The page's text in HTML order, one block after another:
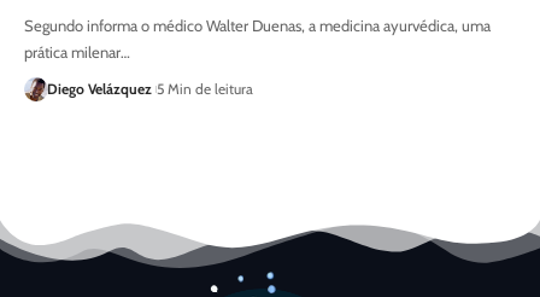
Segundo informa o médico Walter Duenas, a medicina ayurvédica, uma
prática milenar…
Diego Velázquez 5 Min de leitura